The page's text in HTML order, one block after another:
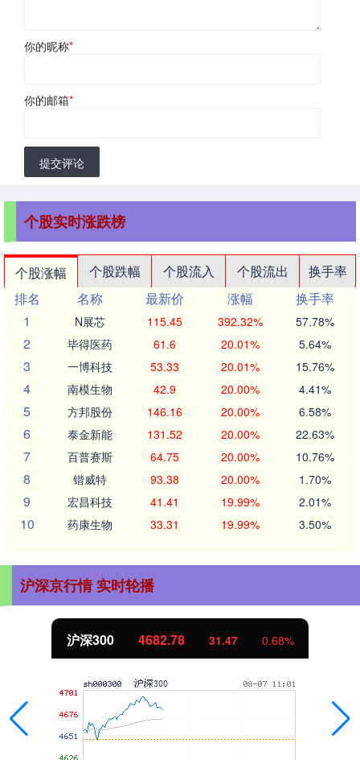
你的昵称*
你的邮箱*
提交评论
个股实时涨跌榜
个股涨幅 个股跌幅 个股流入 个股流出
换手率
排名
名称 最新价 涨幅
换手率
1
N展芯 115.45 392.32% 57.78%
2 毕得医药 61.6 20.01% 5.64%
3 一博科技 53.33 20.01% 15.76%
4 南模生物 42.9 20.00% 4.41%
5 方邦股份 146.16 20.00% 6.58%
6 泰金新能 131.52 20.00% 22.63%
7 百普赛斯 64.75 20.00% 10.76%
8 锴威特 93.38 20.00% 1.70%
9 宏昌科技 41.41 19.99% 2.01%
10 药康生物 33.31 19.99% 3.50%
沪深京行情 实时轮播
北证50 1121.30